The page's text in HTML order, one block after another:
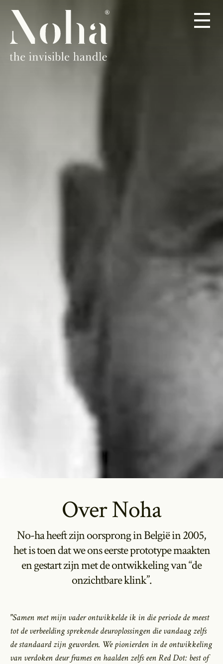
OVER
Over Noha
No-ha heeft zijn oorsprong in België in 2005,
het is toen dat we ons eerste prototype maakten
en gestart zijn met de ontwikkeling van “de
onzichtbare klink”.
"Samen met mijn vader ontwikkelde ik in die periode de meest
tot de verbeelding sprekende deuroplossingen die vandaag zelfs
de standaard zijn geworden. We pionierden in de ontwikkeling
van verdoken deur frames en haalden zelfs een Red Dot: best of